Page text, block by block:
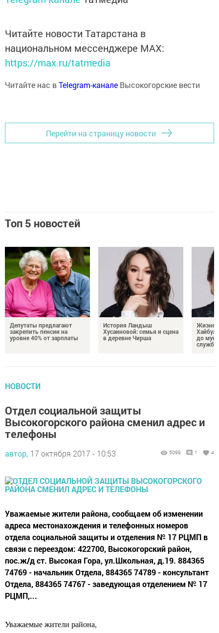
Читайте новости Татарстана в
национальном мессенджере MАХ:
https://max.ru/tatmedia
Читайте нас вTelegram-канале Высокогорские вести
Перейти на страницу новости
Топ 5 новостей
Депутаты предлагают
закрепить пенсии на
уровне 40% от зарплаты
История Ландыш
Хусаиновой: семья и сцена
в деревне Чирша
до
службы
НОВОСТИ
Отдел социальной защиты
Высокогорского района сменил адрес и
телефоны
автор, 17 октября 2017 - 10:53 5099 1 4
Уважаемые жители района, сообщаем об изменении
адреса местонахождения и телефонных номеров
отдела социальной защиты и отделения № 17 РЦМП в
связи с переездом: 422700, Высокогорский район,
пос.ж/д ст. Высокая Гора, ул.Школьная, д.19. 884365
74769 - начальник Отдела, 884365 74789 - консультант
Отдела, 884365 74767 - заведующая отделением № 17
РЦМП,...
Уважаемые жители района,